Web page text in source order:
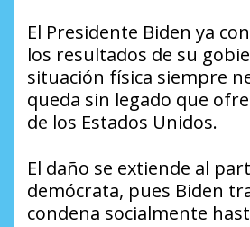
El Presidente Biden ya
los resultados de su
situación física siempre
queda sin legado que
de los Estados Unidos.
El daño se extiende al
demócrata, pues Biden
condena socialmente